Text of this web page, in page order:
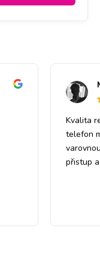
Kvalita
telefon
přistup